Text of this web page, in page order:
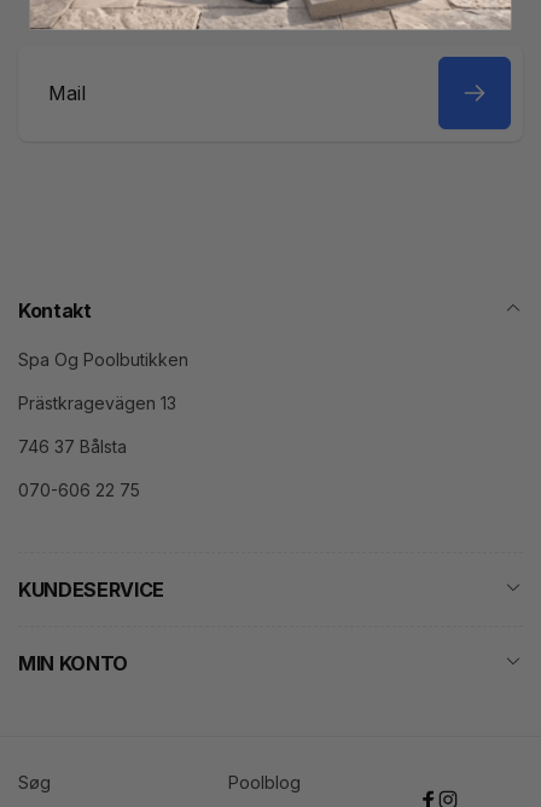
Kontakt
Spa Og Poolbutikken
Prästkragevägen 13
746 37 Bålsta
070-606 22 75
KUNDESERVICE
MIN KONTO
Søg Poolblog